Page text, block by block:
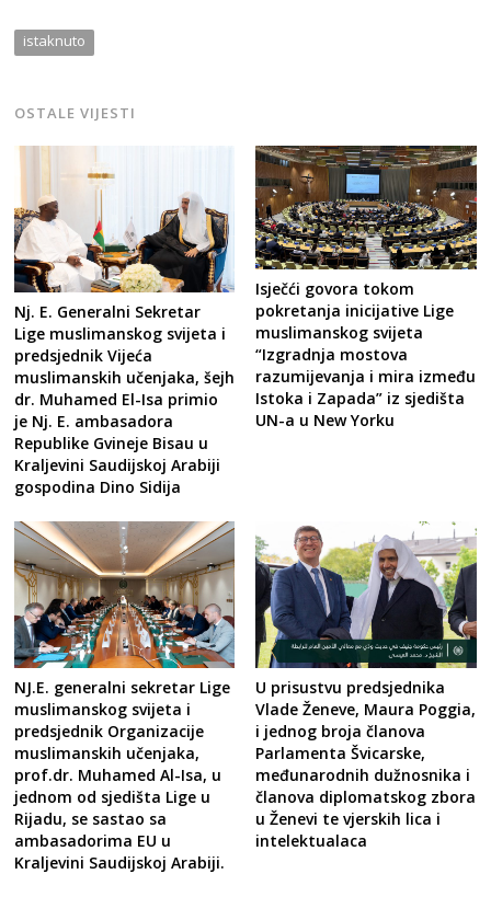
istaknuto
OSTALE VIJESTI
Nj. E. Generalni Sekretar
Lige muslimanskog svijeta i
predsjednik Vijeća
muslimanskih učenjaka, šejh
dr. Muhamed El-Isa primio
je Nj. E. ambasadora
Republike Gvineje Bisau u
Kraljevini Saudijskoj Arabiji
gospodina Dino Sidija
Isječći govora tokom
pokretanja inicijative Lige
muslimanskog svijeta
“Izgradnja mostova
razumijevanja i mira između
Istoka i Zapada” iz sjedišta
UN-a u New Yorku
NJ.E. generalni sekretar Lige
muslimanskog svijeta i
predsjednik Organizacije
muslimanskih učenjaka,
prof.dr. Muhamed Al-Isa, u
jednom od sjedišta Lige u
Rijadu, se sastao sa
ambasadorima EU u
Kraljevini Saudijskoj Arabiji.
U prisustvu predsjednika
Vlade Ženeve, Maura Poggia,
i jednog broja članova
Parlamenta Švicarske,
međunarodnih dužnosnika i
članova diplomatskog zbora
u Ženevi te vjerskih lica i
intelektualaca